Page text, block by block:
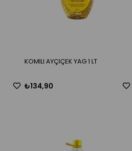
KOMILI AYÇIÇEK YAG 1 LT
₺134,90